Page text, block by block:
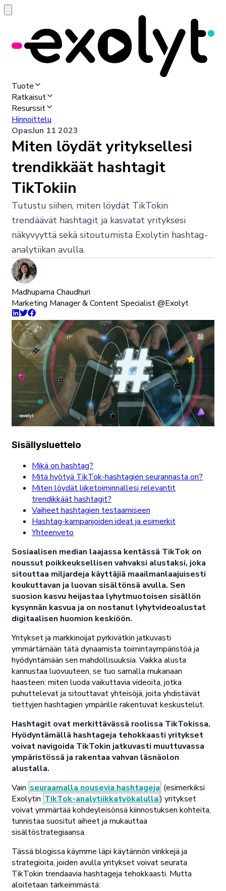
Tuote
Ratkaisut
Resurssit
Hinnoittelu
OpasJun 11 2023
Miten löydät yrityksellesi
trendikkäät hashtagit
TikTokiin
Tutustu siihen, miten löydät TikTokin
trendäävät hashtagit ja kasvatat yrityksesi
näkyvyyttä sekä sitoutumista Exolytin hashtag-
analytiikan avulla.
Madhuparna Chaudhuri
Marketing Manager & Content Specialist @Exolyt
Sisällysluettelo
Mikä on hashtag?
Mitä hyötyä TikTok-hashtagien seurannasta on?
Miten löydät liiketoiminnallesi relevantit
trendikkäät hashtagit?
Vaiheet hashtagien testaamiseen
Hashtag-kampanjoiden ideat ja esimerkit
Yhteenveto
Sosiaalisen median laajassa kentässä TikTok on
noussut poikkeuksellisen vahvaksi alustaksi, joka
sitouttaa miljardeja käyttäjiä maailmanlaajuisesti
koukuttavan ja luovan sisältönsä avulla. Sen
suosion kasvu heijastaa lyhytmuotoisen sisällön
kysynnän kasvua ja on nostanut lyhytvideoalustat
digitaalisen huomion keskiöön.
Yritykset ja markkinoijat pyrkivätkin jatkuvasti
ymmärtämään tätä dynaamista toimintaympäristöä ja
hyödyntämään sen mahdollisuuksia. Vaikka alusta
kannustaa luovuuteen, se tuo samalla mukanaan
haasteen: miten luoda vaikuttavia videoita, jotka
puhuttelevat ja sitouttavat yhteisöjä, joita yhdistävät
tiettyjen hashtagien ympärille rakentuvat keskustelut.
Hashtagit ovat merkittävässä roolissa TikTokissa.
Hyödyntämällä hashtageja tehokkaasti yritykset
voivat navigoida TikTokin jatkuvasti muuttuvassa
ympäristössä ja rakentaa vahvan läsnäolon
alustalla.
Vain seuraamalla nousevia hashtageja (esimerkiksi
Exolytin TikTok-analytiikkatyökalulla) yritykset
voivat ymmärtää kohdeyleisönsä kiinnostuksen kohteita,
tunnistaa suositut aiheet ja mukauttaa
sisältöstrategiaansa.
Tässä blogissa käymme läpi käytännön vinkkejä ja
strategioita, joiden avulla yritykset voivat seurata
TikTokin trendaavia hashtageja tehokkaasti. Mutta
aloitetaan tärkeimmästä: